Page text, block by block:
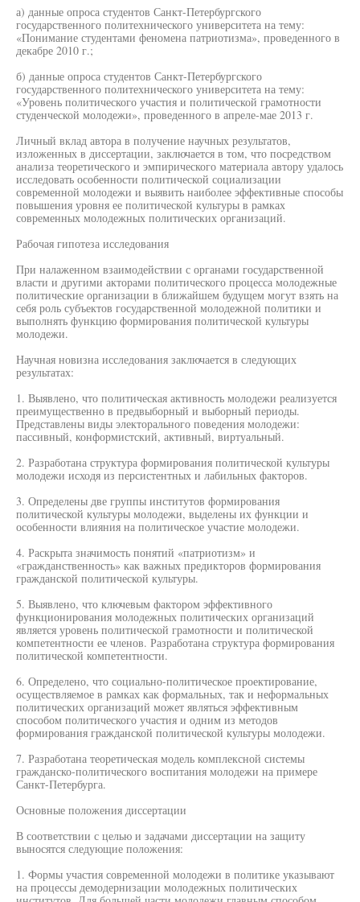
а) данные опроса студентов Санкт-Петербургского
государственного политехнического университета на тему:
«Понимание студентами феномена патриотизма», проведенного в
декабре 2010 г.;
б) данные опроса студентов Санкт-Петербургского
государственного политехнического университета на тему:
«Уровень политического участия и политической грамотности
студенческой молодежи», проведенного в апреле-мае 2013 г.
Личный вклад автора в получение научных результатов,
изложенных в диссертации, заключается в том, что посредством
анализа теоретического и эмпирического материала автору удалось
исследовать особенности политической социализации
современной молодежи и выявить наиболее эффективные способы
повышения уровня ее политической культуры в рамках
современных молодежных политических организаций.
Рабочая гипотеза исследования
При налаженном взаимодействии с органами государственной
власти и другими акторами политического процесса молодежные
политические организации в ближайшем будущем могут взять на
себя роль субъектов государственной молодежной политики и
выполнять функцию формирования политической культуры
молодежи.
Научная новизна исследования заключается в следующих
результатах:
1. Выявлено, что политическая активность молодежи реализуется
преимущественно в предвыборный и выборный периоды.
Представлены виды электорального поведения молодежи:
пассивный, конформистский, активный, виртуальный.
2. Разработана структура формирования политической культуры
молодежи исходя из персистентных и лабильных факторов.
3. Определены две группы институтов формирования
политической культуры молодежи, выделены их функции и
особенности влияния на политическое участие молодежи.
4. Раскрыта значимость понятий «патриотизм» и
«гражданственность» как важных предикторов формирования
гражданской политической культуры.
5. Выявлено, что ключевым фактором эффективного
функционирования молодежных политических организаций
является уровень политической грамотности и политической
компетентности ее членов. Разработана структура формирования
политической компетентности.
6. Определено, что социально-политическое проектирование,
осуществляемое в рамках как формальных, так и неформальных
политических организаций может являться эффективным
способом политического участия и одним из методов
формирования гражданской политической культуры молодежи.
7. Разработана теоретическая модель комплексной системы
гражданско-политического воспитания молодежи на примере
Санкт-Петербурга.
Основные положения диссертации
В соответствии с целью и задачами диссертации на защиту
выносятся следующие положения:
1. Формы участия современной молодежи в политике указывают
на процессы демодернизации молодежных политических